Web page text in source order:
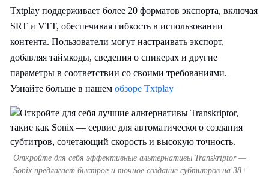
Txtplay поддерживает более 20 форматов экспорта, включая
SRT и VTT, обеспечивая гибкость в использовании
контента. Пользователи могут настраивать экспорт,
добавляя таймкоды, сведения о спикерах и другие
параметры в соответствии со своими требованиями.
Узнайте больше в нашем обзоре Txtplay
Откройте для себя эффективные альтернативы Transkriptor —
Sonix предлагает быстрое и точное создание субтитров на 38+